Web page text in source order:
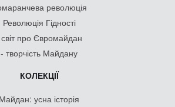
революція
Революція Гідності
про Євромайдан
- творчість Майдану
КОЛЕКЦІЇ
Майдан: усна історія